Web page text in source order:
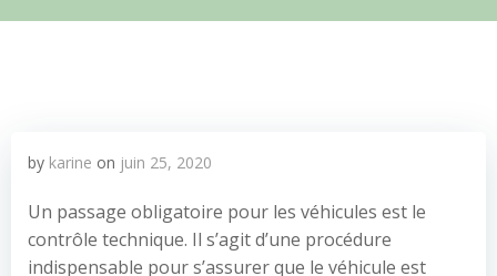
by karine on juin 25, 2020
Un passage obligatoire pour les véhicules est le
contrôle technique. Il s’agit d’une procédure
indispensable pour s’assurer que le véhicule est